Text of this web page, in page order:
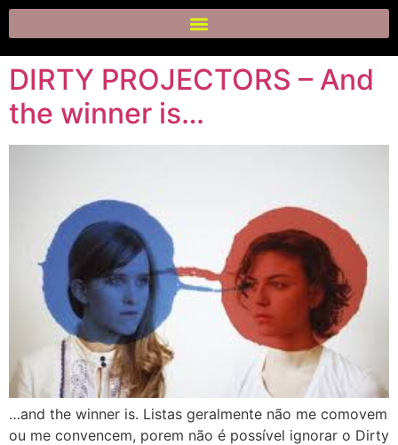
DIRTY PROJECTORS – And
the winner is…
…and the winner is. Listas geralmente não me comovem
ou me convencem, porem não é possível ignorar o Dirty